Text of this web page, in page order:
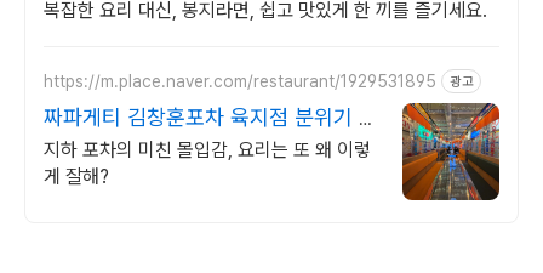
복잡한 요리 대신, 봉지라면, 쉽고 맛있게 한 끼를 즐기세요.
https://m.place.naver.com/restaurant/1929531895 광고
짜파게티 김창훈포차 육지점 분위기 미
쳤다는 그곳
지하 포차의 미친 몰입감, 요리는 또 왜 이렇
게 잘해?